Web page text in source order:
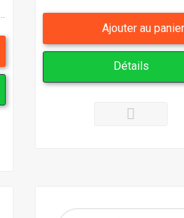
Ajouter au panier
Détails